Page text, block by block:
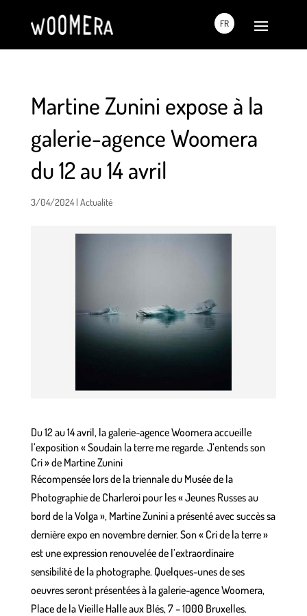
FR
Martine Zunini expose à la
galerie-agence Woomera
du 12 au 14 avril
3/04/2024| Actualité
Du 12 au 14 avril, la galerie-agence Woomera accueille
l’exposition « Soudain la terre me regarde. J’entends son
Cri » de Martine Zunini
Récompensée lors de la triennale du Musée de la
Photographie de Charleroi pour les « Jeunes Russes au
bord de la Volga », Martine Zuninia présenté avec succès sa
dernière expo en novembre dernier. Son « Cri de la terre »
est une expression renouvelée de l’extraordinaire
sensibilité de la photographe. Quelques-unes de ses
oeuvres seront présentées à la galerie-agence Woomera,
Place de la Vieille Halle aux Blés, 7 – 1000 Bruxelles.